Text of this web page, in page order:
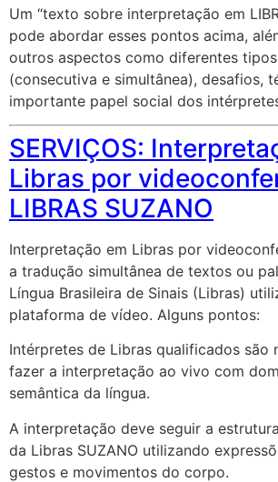
Um “texto sobre interpretação em
pode abordar esses pontos acima,
outros aspectos como diferentes
(consecutiva e simultânea), desafios,
importante papel social dos
SERVIÇOS:
Libras por
LIBRAS SUZANO
Interpretação em Libras por
a tradução simultânea de textos ou
Língua Brasileira de Sinais (Libras)
plataforma de vídeo. Alguns pontos:
Intérpretes de Libras qualificados são
fazer a interpretação ao vivo com
semântica da língua.
A interpretação deve seguir a
da Libras SUZANO utilizando
gestos e movimentos do corpo.